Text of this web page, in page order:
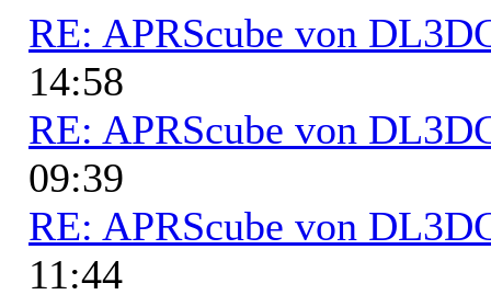
RE: APRScube von
14:58
RE: APRScube von
09:39
RE: APRScube von
11:44